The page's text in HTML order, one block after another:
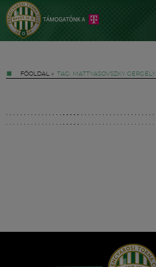
FŐOLDAL » TAG: MATTYASOVSZKY GERGELY
Hírek